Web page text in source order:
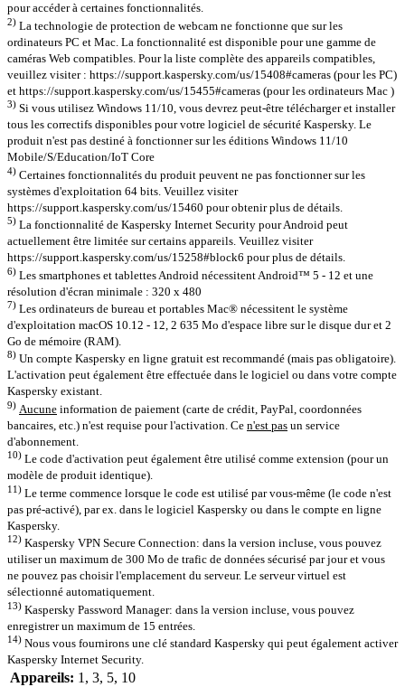
pour accéder à certaines fonctionnalités.
2) La technologie de protection de webcam ne fonctionne que sur les
ordinateurs PC et Mac. La fonctionnalité est disponible pour une gamme de
caméras Web compatibles. Pour la liste complète des appareils compatibles,
veuillez visiter : https://support.kaspersky.com/us/15408#cameras (pour les PC)
et https://support.kaspersky.com/us/15455#cameras (pour les ordinateurs Mac )
3) Si vous utilisez Windows 11/10, vous devrez peut-être télécharger et installer
tous les correctifs disponibles pour votre logiciel de sécurité Kaspersky. Le
produit n'est pas destiné à fonctionner sur les éditions Windows 11/10
Mobile/S/Education/IoT Core
4) Certaines fonctionnalités du produit peuvent ne pas fonctionner sur les
systèmes d'exploitation 64 bits. Veuillez visiter
https://support.kaspersky.com/us/15460 pour obtenir plus de détails.
5) La fonctionnalité de Kaspersky Internet Security pour Android peut
actuellement être limitée sur certains appareils. Veuillez visiter
https://support.kaspersky.com/us/15258#block6 pour plus de détails.
6) Les smartphones et tablettes Android nécessitent Android™ 5 - 12 et une
résolution d'écran minimale : 320 x 480
7) Les ordinateurs de bureau et portables Mac® nécessitent le système
d'exploitation macOS 10.12 - 12, 2 635 Mo d'espace libre sur le disque dur et 2
Go de mémoire (RAM).
8) Un compte Kaspersky en ligne gratuit est recommandé (mais pas obligatoire).
L'activation peut également être effectuée dans le logiciel ou dans votre compte
Kaspersky existant.
9) Aucune information de paiement (carte de crédit, PayPal, coordonnées
bancaires, etc.) n'est requise pour l'activation. Ce n'est pas un service
d'abonnement.
10) Le code d'activation peut également être utilisé comme extension (pour un
modèle de produit identique).
11) Le terme commence lorsque le code est utilisé par vous-même (le code n'est
pas pré-activé), par ex. dans le logiciel Kaspersky ou dans le compte en ligne
Kaspersky.
12) Kaspersky VPN Secure Connection: dans la version incluse, vous pouvez
utiliser un maximum de 300 Mo de trafic de données sécurisé par jour et vous
ne pouvez pas choisir l'emplacement du serveur. Le serveur virtuel est
sélectionné automatiquement.
13) Kaspersky Password Manager: dans la version incluse, vous pouvez
enregistrer un maximum de 15 entrées.
14) Nous vous fournirons une clé standard Kaspersky qui peut également activer
Kaspersky Internet Security.
Appareils: 1 , 3, 5, 10